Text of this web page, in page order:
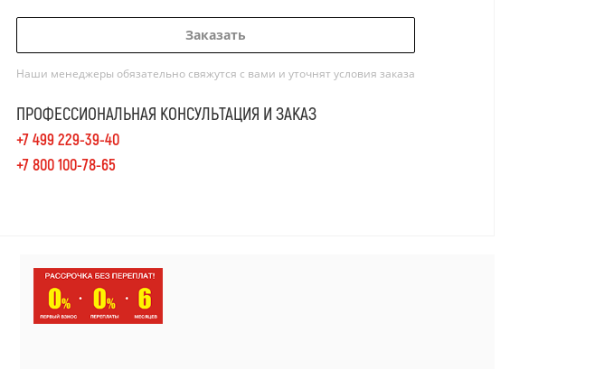
Заказать
Наши менеджеры обязательно свяжутся с вами и уточнят условия заказа
ПРОФЕССИОНАЛЬНАЯ КОНСУЛЬТАЦИЯ И ЗАКАЗ
+7 499 229-39-40
+7 800 100-78-65